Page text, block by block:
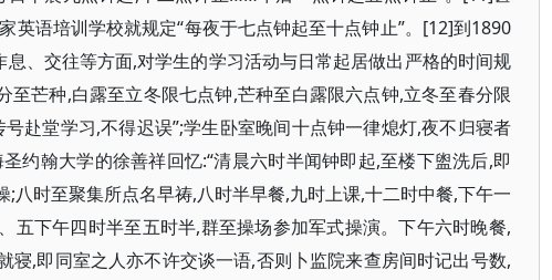
英语培训学校就规定“每夜于七点钟起至十点钟止”。[12]到1890
、交往等方面,对学生的学习活动与日常起居做出严格的时间规
至芒种,白露至立冬限七点钟,芒种至白露限六点钟,立冬至春分限
赴堂学习,不得迟误”;学生卧室晚间十点钟一律熄灯,夜不归寝者
约翰大学的徐善祥回忆:“清晨六时半闻钟即起,至楼下盥洗后,即
八时至聚集所点名早祷,八时半早餐,九时上课,十二时中餐,下午一
五下午四时半至五时半,群至操场参加军式操演。下午六时晚餐,
寝,即同室之人亦不许交谈一语,否则卜监院来查房间时记出号数,